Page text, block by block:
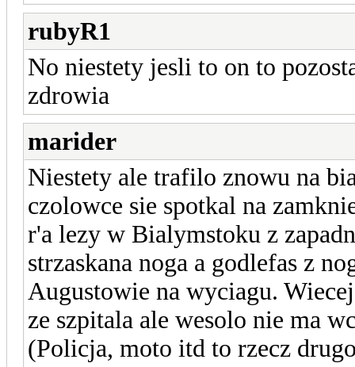
rubyR1
No niestety jesli to on to
zdrowia
marider
Niestety ale trafilo znowu na
czolowce sie spotkal na
r'a lezy w Bialymstoku z
strzaskana noga a godlefas z
Augustowie na wyciagu.
ze szpitala ale wesolo nie ma
(Policja, moto itd to rzecz